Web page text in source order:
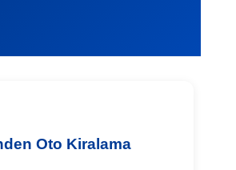
Oto Kiralama